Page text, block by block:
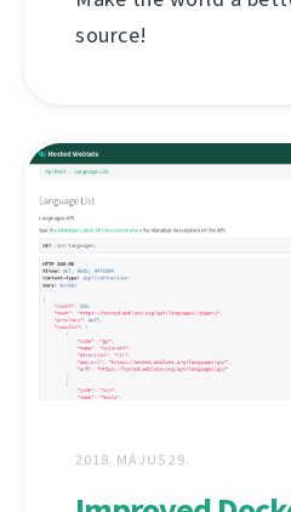
source!
2018. MÁJUS 29.